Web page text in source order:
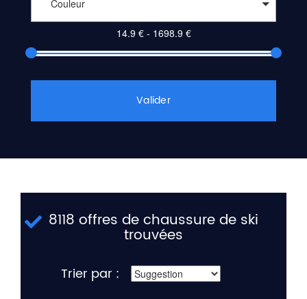
Couleur
Valider
8118 offres de chaussure de ski
trouvées
Trier par :